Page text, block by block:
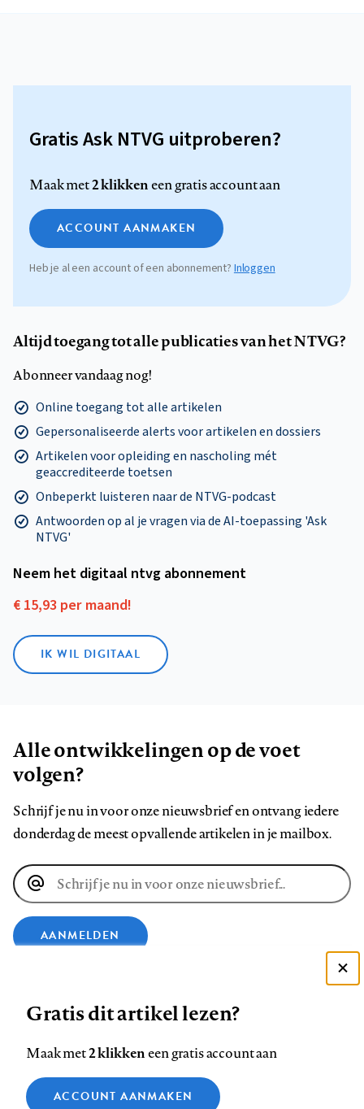
Gratis Ask NTVG uitproberen?
Maak met2 klikkeneen gratis account aan
ACCOUNT AANMAKEN
Heb je al een account of een abonnement?Inloggen
Altijd toegang tot alle publicaties van het NTVG?
Abonneer vandaag nog!
Online toegang tot alle artikelen
Gepersonaliseerde alerts voor artikelen en dossiers
Artikelen voor opleiding en nascholing mét
geaccrediteerde toetsen
Onbeperkt luisteren naar de NTVG-podcast
Antwoorden op al je vragen via de AI-toepassing 'Ask
NTVG'
Neem het digitaal ntvg abonnement
€ 15,93 per maand!
IK WIL DIGITAAL
Alle ontwikkelingen op de voet
volgen?
Schrijf je nu in voor onze nieuwsbrief en ontvang iedere
donderdag de meest opvallende artikelen in je mailbox.
E-
mailadres
AANMELDEN
op
op
op
ons
op
Contact Colofon Disclaimer Privacy
Gratis dit artikel lezen?
Maak met2 klikkeneen gratis account aan
ACCOUNT AANMAKEN
Zie onze cookie policy